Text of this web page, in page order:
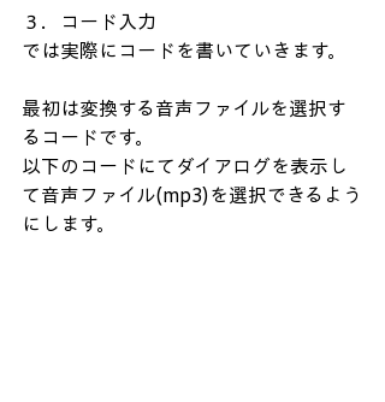
３．コード入力
では実際にコードを書いていきます。
最初は変換する音声ファイルを選択す
るコードです。
以下のコードにてダイアログを表示し
て音声ファイル(mp3)を選択できるよう
にします。